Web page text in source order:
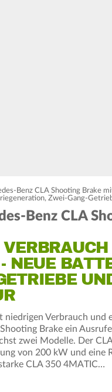
Benz CLA Shooting Brake
Zwei-Gang-
Benz CLA
NEUE
Verbrauch und
Brake ein
zwei Modelle. Der
von 200 kW und eine
CLA 350 4MATIC…